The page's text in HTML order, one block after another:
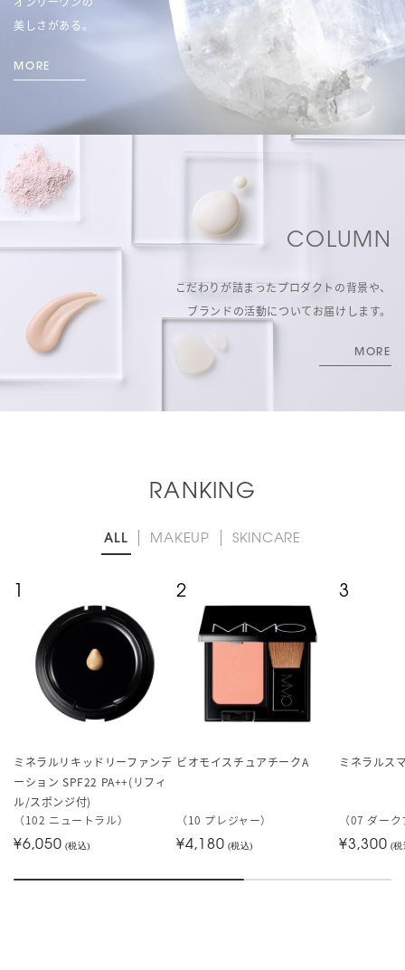
美しさがある。
MORE
COLUMN
こだわりが詰まったプロダクトの背景や、
ブランドの活動についてお届けします。
MORE
RANKING
ALL MAKEUP SKINCARE
1
ミネラルリキッドリーファンデ
ーション SPF22 PA++(リフィ
ル/スポンジ付)
（102 ニュートラル）
¥6,050 (税込)
2
ビオモイスチュアチークA
（10 プレジャー）
¥4,180 (税込)
3
ミネラルス
（07 ダー
¥3,300 (税